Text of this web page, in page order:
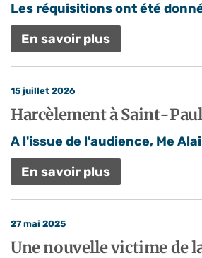
Les réquisitions ont été
En savoir plus
15 juillet 2026
Harcèlement à Saint-
A l'issue de l'audience, Me
En savoir plus
27 mai 2025
Une nouvelle victime de